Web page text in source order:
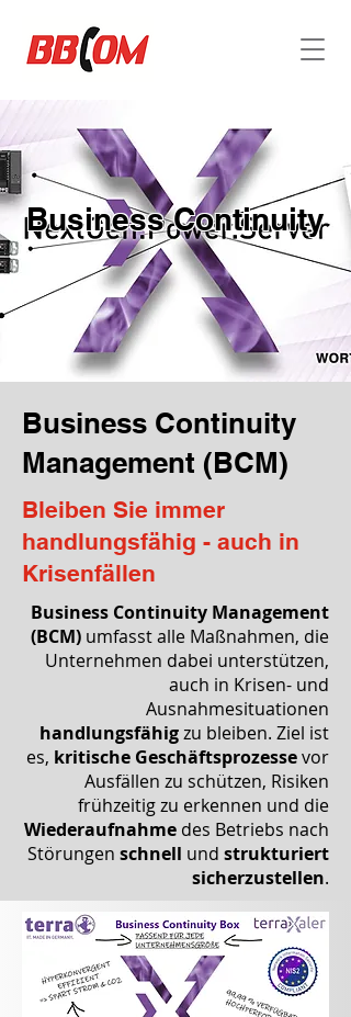
Business Continuity
Business Continuity
Management (BCM)
Bleiben Sie immer
handlungsfähig - auch in
Krisenfällen
Business Continuity Management
(BCM) umfasst alle Maßnahmen, die
Unternehmen dabei unterstützen,
auch in Krisen- und
Ausnahmesituationen
handlungsfähigzu bleiben. Ziel ist
es, kritische Geschäftsprozessevor
Ausfällen zu schützen, Risiken
frühzeitig zu erkennen und die
Wiederaufnahme des Betriebs nach
Störungen schnell und strukturiert
sicherzustellen.